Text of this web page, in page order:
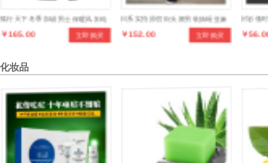
狐行天下冬季加绒男士保暖风衣纯
棉男士外套韩版时尚加大码棉衣
立即购买
￥165.00
日系实拍原宿街头潮男装抽绳亚麻
长裤男式休闲裤 立即购买
￥152.00
衬衫领
衫
￥
化妆品